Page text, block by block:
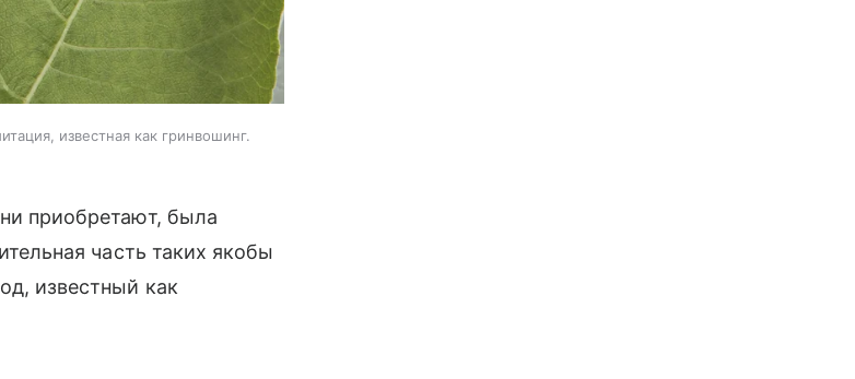
известная как гринвошинг.
приобретают, была
часть таких якобы
известный как